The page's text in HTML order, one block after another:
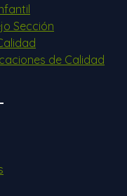
Sección
de Calidad